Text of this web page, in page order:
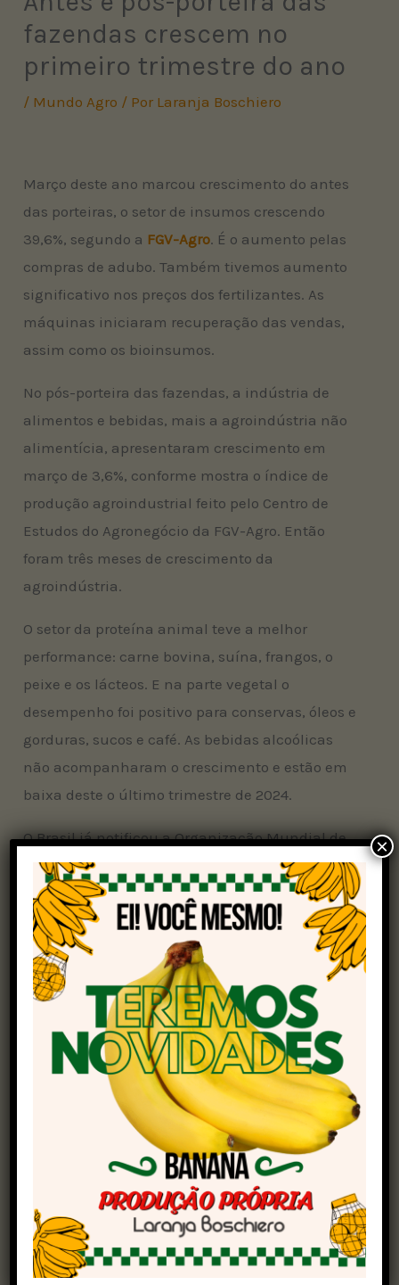
fazendas crescem no
primeiro trimestre do ano
/ Mundo Agro / Por Laranja Boschiero
Março deste ano marcou crescimento do antes
das porteiras, o setor de insumos crescendo
39,6%, segundo a FGV-Agro. É o aumento pelas
compras de adubo. Também tivemos aumento
significativo nos preços dos fertilizantes. As
máquinas iniciaram recuperação das vendas,
assim como os bioinsumos.
No pós-porteira das fazendas, a indústria de
alimentos e bebidas, mais a agroindústria não
alimentícia, apresentaram crescimento em
março de 3,6%, conforme mostra o índice de
produção agroindustrial feito pelo Centro de
Estudos do Agronegócio da FGV-Agro. Então
foram três meses de crescimento da
agroindústria.
O setor da proteína animal teve a melhor
performance: carne bovina, suína, frangos, o
peixe e os lácteos. E na parte vegetal o
desempenho foi positivo para conservas, óleos e
gorduras, sucos e café. As bebidas alcoólicas
não acompanharam o crescimento e estão em
baixa deste o último trimestre de 2024.
O Brasil já notificou a Organização Mundial de
Saúde Animal sobre a erradicação da gripe
aviária no país, e há uma expectativa da
reabertura dos mercados para exportação, onde
podemos deixar de vender mais de US$ 1 bilhão
por mês, se não ocorrer a abertura
principalmente do mercado chinês, o maior
cliente brasileiro.
Particularmente, eu creio na reabertura dos
mercados, pois como conversei com o ex-
ministro Francisco Turra e como vimos na
entrevista de Ricardo Santin, presidente da
Associação Brasileira de Proteína Animal (ABPA)
nesta segunda-feira (26) no Roda Viva da TV
Cultura, por termos tomado todas os
procedimentos dos protocolos exigidos nessas
×